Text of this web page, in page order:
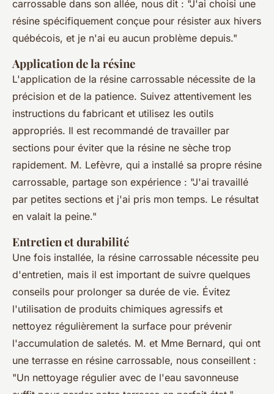
carrossable dans son allée, nous dit : "J'ai choisi une
résine spécifiquement conçue pour résister aux hivers
québécois, et je n'ai eu aucun problème depuis."
Application de la résine
L'application de la résine carrossable nécessite de la
précision et de la patience. Suivez attentivement les
instructions du fabricant et utilisez les outils
appropriés. Il est recommandé de travailler par
sections pour éviter que la résine ne sèche trop
rapidement. M. Lefèvre, qui a installé sa propre résine
carrossable, partage son expérience : "J'ai travaillé
par petites sections et j'ai pris mon temps. Le résultat
en valait la peine."
Entretien et durabilité
Une fois installée, la résine carrossable nécessite peu
d'entretien, mais il est important de suivre quelques
conseils pour prolonger sa durée de vie. Évitez
l'utilisation de produits chimiques agressifs et
nettoyez régulièrement la surface pour prévenir
l'accumulation de saletés. M. et Mme Bernard, qui ont
une terrasse en résine carrossable, nous conseillent :
"Un nettoyage régulier avec de l'eau savonneuse